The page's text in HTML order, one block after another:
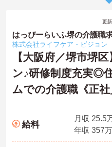
更
はっぴーらいふ堺の介護職
株式会社ライフケア・ビジョン
【大阪府／堺市堺
ン♪研修制度充実◎
ムでの介護職《正社
給料